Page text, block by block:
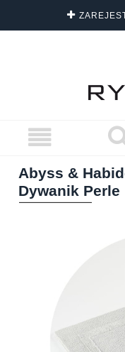
DARMOWA DOSTAWA
Abyss &
Dywanik Perle